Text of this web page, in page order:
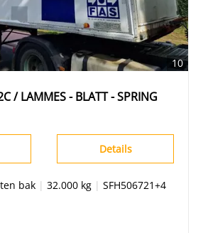
10
/ LAMMES - BLATT - SPRING
Details
bak| 32.000 kg| SFH506721+4